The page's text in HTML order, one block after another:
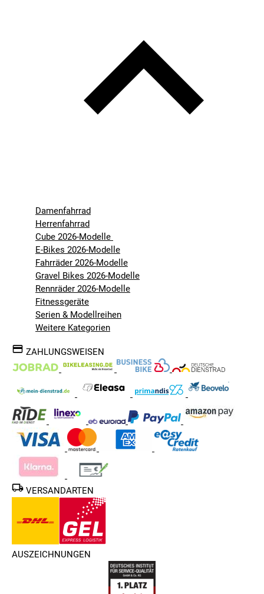
Damenfahrrad
Herrenfahrrad
Cube 2026-Modelle
E-Bikes 2026-Modelle
Fahrräder 2026-Modelle
Gravel Bikes 2026-Modelle
Rennräder 2026-Modelle
Fitnessgeräte
Serien & Modellreihen
Weitere Kategorien
ZAHLUNGSWEISEN
VERSANDARTEN
AUSZEICHNUNGEN